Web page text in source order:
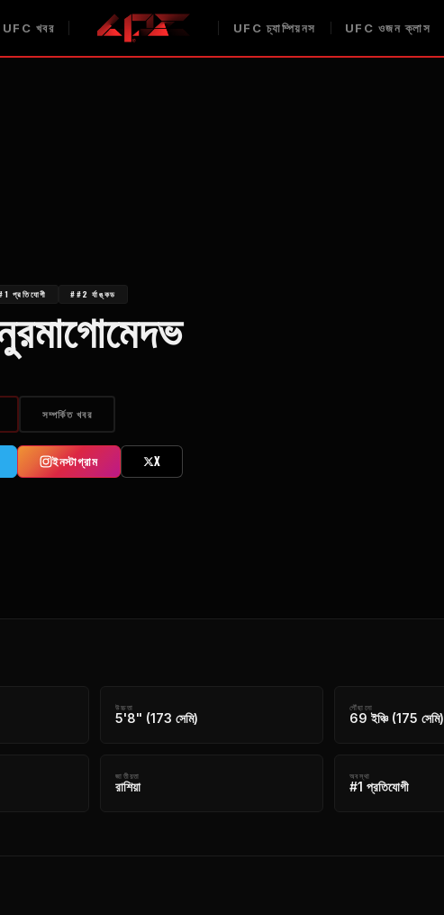
UFC খবর UFC চ্যাম্পিয়নস UFC ওজন ক্লাস
প্রতিযোগী ##2 র্যাঙ্কড
সম্পর্কিত খবর
ইনস্টাগ্রাম X
উচ্চতা
5'8" (173 সেমি)
পৌঁছানো
69 ইঞ্চি (175 সেমি)
জাতীয়তা
রাশিয়া
অবস্থা
#1 প্রতিযোগী